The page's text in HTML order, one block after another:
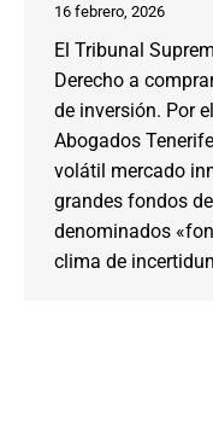
16 febrero, 2026
El Tribunal
Derecho a
de inversión. Por
Abogados
volátil mercado
grandes fondos
denominados
clima de